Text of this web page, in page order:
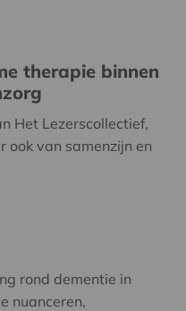
therapie binnen
Het Lezerscollectief,
ook van samenzijn en
rond dementie in
nuanceren,